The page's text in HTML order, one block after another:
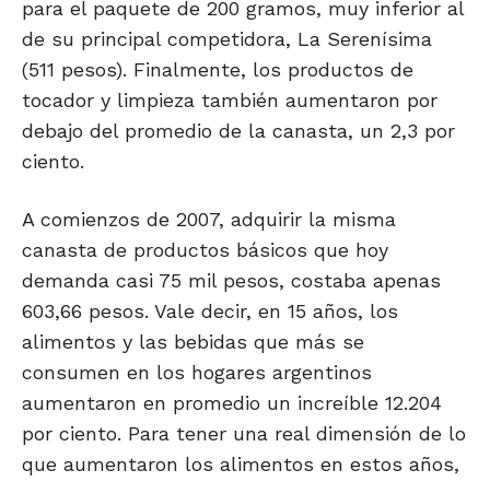
para el paquete de 200 gramos, muy inferior al
de su principal competidora, La Serenísima
(511 pesos). Finalmente, los productos de
tocador y limpieza también aumentaron por
debajo del promedio de la canasta, un 2,3 por
ciento.
A comienzos de 2007, adquirir la misma
canasta de productos básicos que hoy
demanda casi 75 mil pesos, costaba apenas
603,66 pesos. Vale decir, en 15 años, los
alimentos y las bebidas que más se
consumen en los hogares argentinos
aumentaron en promedio un increíble 12.204
por ciento. Para tener una real dimensión de lo
que aumentaron los alimentos en estos años,